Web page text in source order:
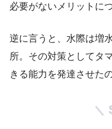
必要がないメリットに
逆に言うと、水際は増
所。その対策としてタ
きる能力を発達させた